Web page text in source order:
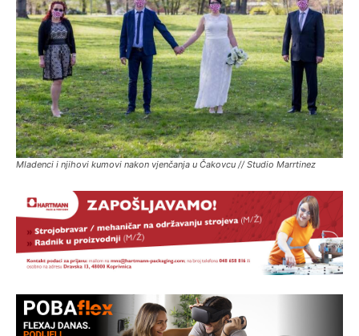
Mladenci i njihovi kumovi nakon vjenčanja u Čakovcu // Studio Marrtinez